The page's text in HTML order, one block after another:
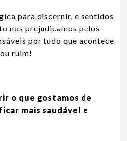
para discernir, e sentidos
nos prejudicamos pelos
por tudo que acontece
ruim!
o que gostamos de
mais saudável e